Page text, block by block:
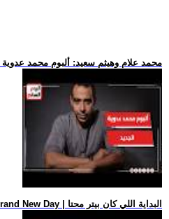
.. محمد علام وهيثم سعيد: ألبوم محمد عدوية
.. فيلم Spider-Man: Brand New Day | البداية اللي كان بيتر محتا